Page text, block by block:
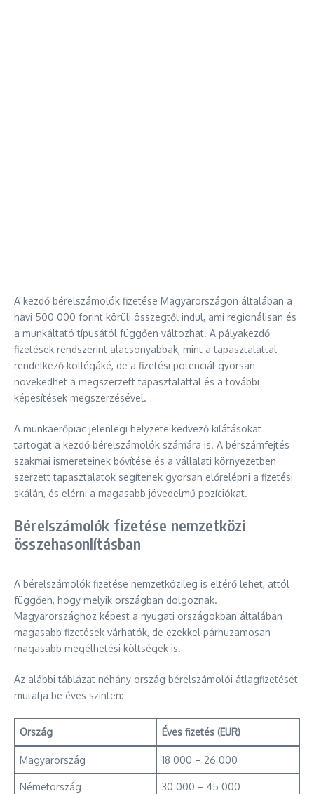
A kezdő bérelszámolók fizetése Magyarországon általában a
havi 500 000 forint körüli összegtől indul, ami regionálisan és
a munkáltató típusától függően változhat. A pályakezdő
fizetések rendszerint alacsonyabbak, mint a tapasztalattal
rendelkező kollégáké, de a fizetési potenciál gyorsan
növekedhet a megszerzett tapasztalattal és a további
képesítések megszerzésével.
A munkaerőpiac jelenlegi helyzete kedvező kilátásokat
tartogat a kezdő bérelszámolók számára is. A bérszámfejtés
szakmai ismereteinek bővítése és a vállalati környezetben
szerzett tapasztalatok segítenek gyorsan előrelépni a fizetési
skálán, és elérni a magasabb jövedelmű pozíciókat.
Bérelszámolók fizetése nemzetközi
összehasonlításban
A bérelszámolók fizetése nemzetközileg is eltérő lehet, attól
függően, hogy melyik országban dolgoznak.
Magyarországhoz képest a nyugati országokban általában
magasabb fizetések várhatók, de ezekkel párhuzamosan
magasabb megélhetési költségek is.
Az alábbi táblázat néhány ország bérelszámolói átlagfizetését
mutatja be éves szinten:
Ország Éves fizetés (EUR)
Magyarország 18 000 – 26 000
Németország 30 000 – 45 000